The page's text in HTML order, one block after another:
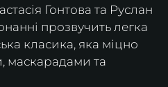
Гонтова та Руслан
прозвучить легка
класика, яка міцно
маскарадами та